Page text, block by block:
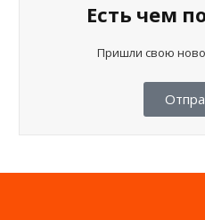
Есть чем
Пришли свою